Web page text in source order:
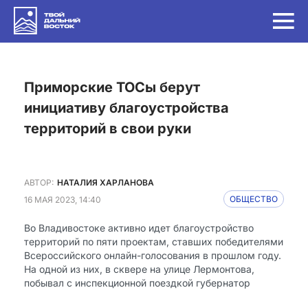
Приморские ТОСы берут
инициативу благоустройства
территорий в свои руки
АВТОР: НАТАЛИЯ ХАРЛАНОВА
16 МАЯ 2023, 14:40
ОБЩЕСТВО
Во Владивостоке активно идет благоустройство
территорий по пяти проектам, ставших победителями
Всероссийского онлайн-голосования в прошлом году.
На одной из них, в сквере на улице Лермонтова,
побывал с инспекционной поездкой губернатор